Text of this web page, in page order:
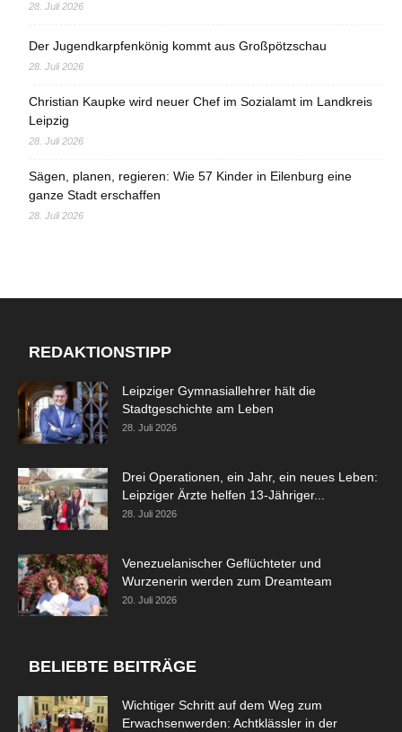
28. Juli 2026
Der Jugendkarpfenkönig kommt aus Großpötzschau
28. Juli 2026
Christian Kaupke wird neuer Chef im Sozialamt im Landkreis
Leipzig
28. Juli 2026
Sägen, planen, regieren: Wie 57 Kinder in Eilenburg eine
ganze Stadt erschaffen
28. Juli 2026
REDAKTIONSTIPP
Leipziger Gymnasiallehrer hält die
Stadtgeschichte am Leben
28. Juli 2026
Drei Operationen, ein Jahr, ein neues Leben:
Leipziger Ärzte helfen 13-Jähriger...
28. Juli 2026
Venezuelanischer Geflüchteter und
Wurzenerin werden zum Dreamteam
20. Juli 2026
BELIEBTE BEITRÄGE
Wichtiger Schritt auf dem Weg zum
Erwachsenwerden: Achtklässler in der